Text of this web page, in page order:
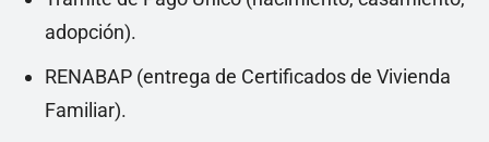
adopción).
RENABAP (entrega de Certificados de Vivienda
Familiar).